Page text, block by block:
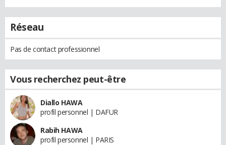
Réseau
Pas de contact professionnel
Vous recherchez peut-être
Diallo HAWA
profil personnel | DAFUR
Rabih HAWA
profil personnel | PARIS